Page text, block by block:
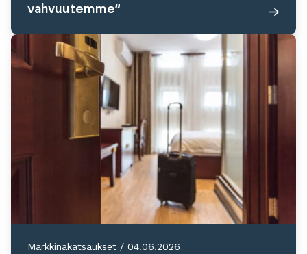
vahvuutemme”
Markkinakatsaukset / 04.06.2026